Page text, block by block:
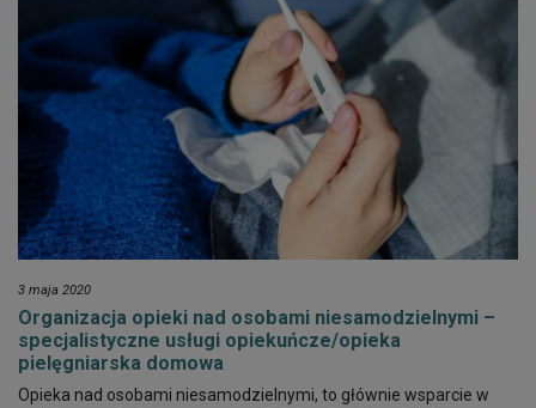
3 maja 2020
Organizacja opieki nad osobami niesamodzielnymi –
specjalistyczne usługi opiekuńcze/opieka
pielęgniarska domowa
Opieka nad osobami niesamodzielnymi, to głównie wsparcie w